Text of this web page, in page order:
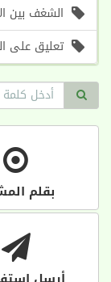
الشغف بين
تعليق على
بقلم